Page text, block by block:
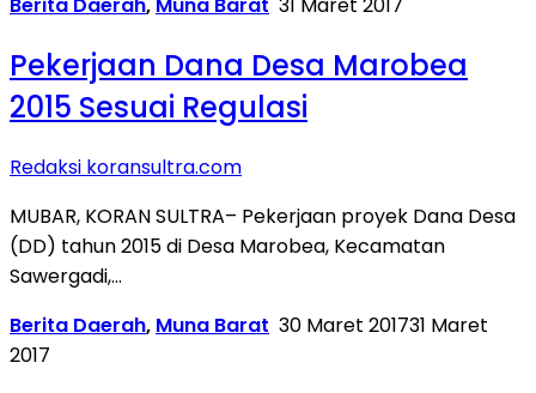
Berita Daerah, Muna Barat 31 Maret 2017
Pekerjaan Dana Desa Marobea
2015 Sesuai Regulasi
Redaksi koransultra.com
MUBAR, KORAN SULTRA– Pekerjaan proyek Dana Desa
(DD) tahun 2015 di Desa Marobea, Kecamatan
Sawergadi,…
Berita Daerah, Muna Barat 30 Maret 201731 Maret
2017